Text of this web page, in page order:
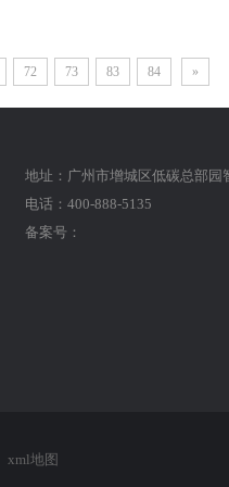
72 73 83 84 »
地址：广州市增城区低碳总部园
电话：400-888-5135
备案号：
xml地图